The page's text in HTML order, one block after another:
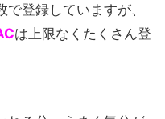
登録していますが、
は上限なくたくさん登